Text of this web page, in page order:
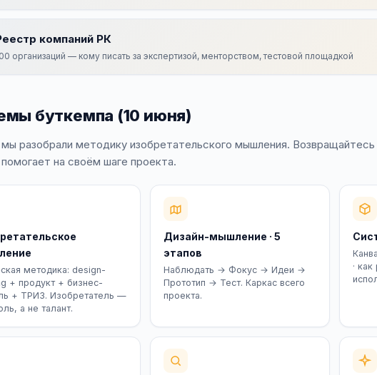
компаний РК
организаций — кому писать за экспертизой, менторством, тестовой площадкой
буткемпа (10 июня)
мы разобрали методику изобретательского мышления.
на своём шаге проекта.
методика: design-
+ продукт + бизнес-
+ ТРИЗ. Изобретатель —
а не талант.
Дизайн-мышление · 5
этапов
Наблюдать → Фокус → Идеи →
Прототип → Тест. Каркас всего
проекта.
·